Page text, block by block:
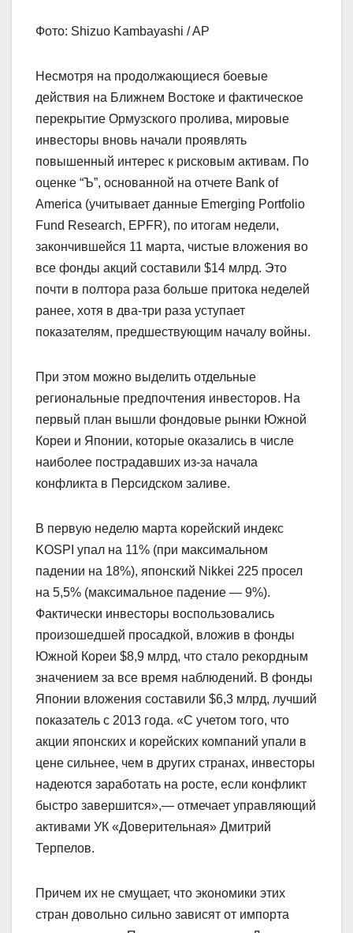
Фото: Shizuo Kambayashi / AP
Несмотря на продолжающиеся боевые
действия на Ближнем Востоке и фактическое
перекрытие Ормузского пролива, мировые
инвесторы вновь начали проявлять
повышенный интерес к рисковым активам. По
оценке “Ъ”, основанной на отчете Bank of
America (учитывает данные Emerging Portfolio
Fund Research, EPFR), по итогам недели,
закончившейся 11 марта, чистые вложения во
все фонды акций составили $14 млрд. Это
почти в полтора раза больше притока неделей
ранее, хотя в два-три раза уступает
показателям, предшествующим началу войны.
При этом можно выделить отдельные
региональные предпочтения инвесторов. На
первый план вышли фондовые рынки Южной
Кореи и Японии, которые оказались в числе
наиболее пострадавших из-за начала
конфликта в Персидском заливе.
В первую неделю марта корейский индекс
KOSPI упал на 11% (при максимальном
падении на 18%), японский Nikkei 225 просел
на 5,5% (максимальное падение — 9%).
Фактически инвесторы воспользовались
произошедшей просадкой, вложив в фонды
Южной Кореи $8,9 млрд, что стало рекордным
значением за все время наблюдений. В фонды
Японии вложения составили $6,3 млрд, лучший
показатель с 2013 года. «С учетом того, что
акции японских и корейских компаний упали в
цене сильнее, чем в других странах, инвесторы
надеются заработать на росте, если конфликт
быстро завершится»,— отмечает управляющий
активами УК «Доверительная» Дмитрий
Терпелов.
Причем их не смущает, что экономики этих
стран довольно сильно зависят от импорта